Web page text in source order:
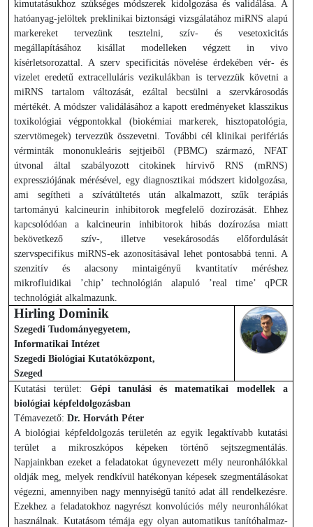
kimutatásukhoz szükséges módszerek kidolgozása és validálása. A
hatóanyag-jelöltek preklinikai biztonsági vizsgálatához miRNS alapú
markereket tervezünk tesztelni, szív- és vesetoxicitás
megállapításához kisállat modelleken végzett in vivo
kísérletsorozattal. A szerv specificitás növelése érdekében vér- és
vizelet eredetű extracelluláris vezikulákban is tervezzük követni a
miRNS tartalom változását, ezáltal becsülni a szervkárosodás
mértékét. A módszer validálásához a kapott eredményeket klasszikus
toxikológiai végpontokkal (biokémiai markerek, hisztopatológia,
szervtömegek) tervezzük összevetni. További cél klinikai perifériás
vérminták mononukleáris sejtjeiből (PBMC) származó, NFAT
útvonal által szabályozott citokinek hírvivő RNS (mRNS)
expressziójának mérésével, egy diagnosztikai módszert kidolgozása,
ami segítheti a szívátültetés után alkalmazott, szűk terápiás
tartományú kalcineurin inhibitorok megfelelő dozírozását. Ehhez
kapcsolódóan a kalcineurin inhibitorok hibás dozírozása miatt
bekövetkező szív-, illetve vesekárosodás előfordulását
szervspecifikus miRNS-ek azonosításával lehet pontosabbá tenni. A
szenzitív és alacsony mintaigényű kvantitatív méréshez
mikrofluidikai ’chip’ technológián alapuló ’real time’ qPCR
technológiát alkalmazunk.
Hirling Dominik
Szegedi Tudományegyetem,
Informatikai Intézet
Szegedi Biológiai Kutatóközpont,
Szeged
Kutatási terület: Gépi tanulási és matematikai modellek a
biológiai képfeldolgozásban
Témavezető: Dr. Horváth Péter
A biológiai képfeldolgozás területén az egyik legaktívabb kutatási
terület a mikroszkópos képeken történő sejtszegmentálás.
Napjainkban ezeket a feladatokat úgynevezett mély neuronhálókkal
oldják meg, melyek rendkívül hatékonyan képesek szegmentálásokat
végezni, amennyiben nagy mennyiségű tanító adat áll rendelkezésre.
Ezekhez a feladatokhoz nagyrészt konvolúciós mély neuronhálókat
használnak. Kutatásom témája egy olyan automatikus tanítóhalmaz-